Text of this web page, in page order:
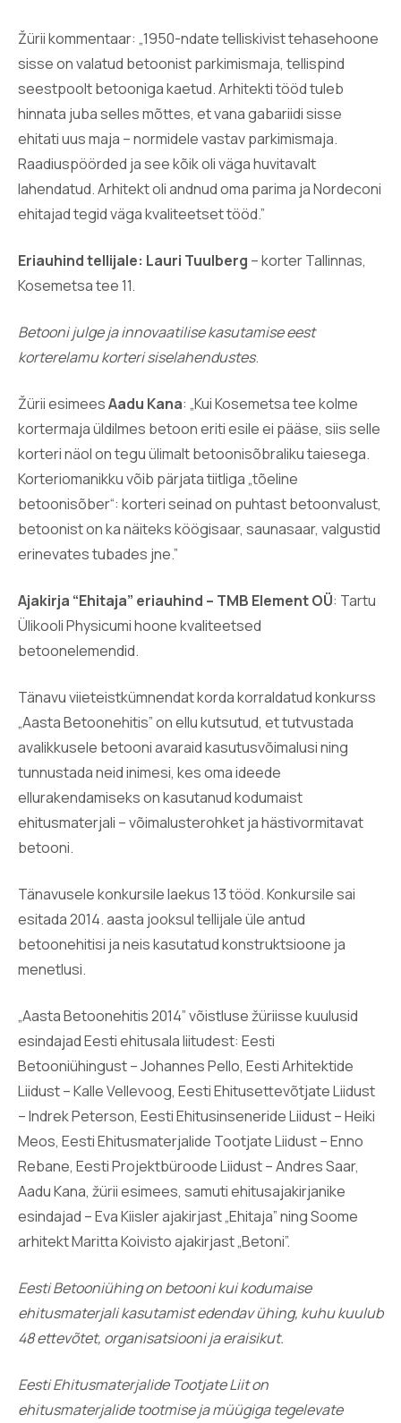
Žürii kommentaar: „1950-ndate telliskivist tehasehoone
sisse on valatud betoonist parkimismaja, tellispind
seestpoolt betooniga kaetud. Arhitekti tööd tuleb
hinnata juba selles mõttes, et vana gabariidi sisse
ehitati uus maja – normidele vastav parkimismaja.
Raadiuspöörded ja see kõik oli väga huvitavalt
lahendatud. Arhitekt oli andnud oma parima ja Nordeconi
ehitajad tegid väga kvaliteetset tööd.”
Eriauhind tellijale: Lauri Tuulberg – korter Tallinnas,
Kosemetsa tee 11.
Betooni julge ja innovaatilise kasutamise eest
korterelamu korteri siselahendustes.
Žürii esimeesAadu Kana: „Kui Kosemetsa tee kolme
kortermaja üldilmes betoon eriti esile ei pääse, siis selle
korteri näol on tegu ülimalt betoonisõbraliku taiesega.
Korteriomanikku võib pärjata tiitliga „tõeline
betoonisõber“: korteri seinad on puhtast betoonvalust,
betoonist on ka näiteks köögisaar, saunasaar, valgustid
erinevates tubades jne.”
Ajakirja “Ehitaja” eriauhind – TMB Element OÜ: Tartu
Ülikooli Physicumi hoone kvaliteetsed
betoonelemendid.
Tänavu viieteistkümnendat korda korraldatud konkurss
„Aasta Betoonehitis” on ellu kutsutud, et tutvustada
avalikkusele betooni avaraid kasutusvõimalusi ning
tunnustada neid inimesi, kes oma ideede
ellurakendamiseks on kasutanud kodumaist
ehitusmaterjali – võimalusterohket ja hästivormitavat
betooni.
Tänavusele konkursile laekus 13 tööd. Konkursile sai
esitada 2014. aasta jooksul tellijale üle antud
betoonehitisi ja neis kasutatud konstruktsioone ja
menetlusi.
„Aasta Betoonehitis 2014” võistluse žüriisse kuulusid
esindajad Eesti ehitusala liitudest: Eesti
Betooniühingust – Johannes Pello, Eesti Arhitektide
Liidust – Kalle Vellevoog, Eesti Ehitusettevõtjate Liidust
– Indrek Peterson, Eesti Ehitusinseneride Liidust – Heiki
Meos, Eesti Ehitusmaterjalide Tootjate Liidust – Enno
Rebane, Eesti Projektbüroode Liidust – Andres Saar,
Aadu Kana, žürii esimees, samuti ehitusajakirjanike
esindajad – Eva Kiisler ajakirjast „Ehitaja” ning Soome
arhitekt Maritta Koivisto ajakirjast „Betoni”.
Eesti Betooniühing on betooni kui kodumaise
ehitusmaterjali kasutamist edendav ühing, kuhu kuulub
48 ettevõtet, organisatsiooni ja eraisikut.
Eesti Ehitusmaterjalide Tootjate Liit on
ehitusmaterjalide tootmise ja müügiga tegelevate